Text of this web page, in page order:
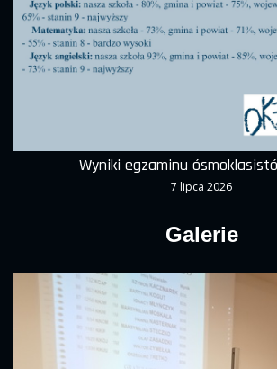
Wyniki egzaminu
7 lipca 2026
Galerie